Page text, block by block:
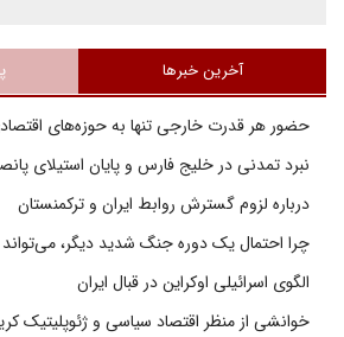
آخرین خبرها
حضور هر قدرت خارجی تنها به حوزه‌های
نبرد تمدنی در خلیج فارس و پایان استیلای
درباره لزوم گسترش روابط ایران و ترکمنستان
چرا احتمال یک دوره جنگ شدید دیگر، می‌تواند
الگوی اسرائیلی اوکراین در قبال ایران
خوانشی از منظر اقتصاد سیاسی و ژئوپلیتیک